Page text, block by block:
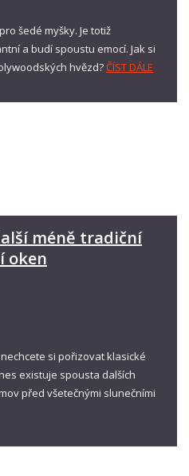
šedé myšky. Je totiž
a budí spoustu emocí. Jak si
hvězd?ČÍST DÁLE
méně tradiční
oken
si pořizovat klasické
existuje spousta dalších
před všetečnými slunečními